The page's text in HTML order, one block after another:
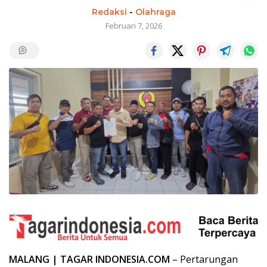
Redaksi - Olahraga
Februari 7, 2026
MALANG | TAGAR INDONESIA.COM – Pertarungan